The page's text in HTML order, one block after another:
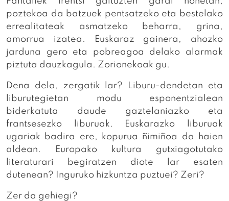
poztekoa da batzuek pentsatzeko eta bestelako
errealitateak asmatzeko beharra, grina,
amorrua izatea. Euskaraz gainera, ahozko
jarduna gero eta pobreagoa delako alarmak
piztuta dauzkagula. Zorionekoak gu.
Dena dela, zergatik lar? Liburu-dendetan eta
liburutegietan modu esponentzialean
biderkatuta daude gaztelaniazko eta
frantsesezko liburuak. Euskarazko liburuak
ugariak badira ere, kopurua ñimiñoa da haien
aldean. Europako kultura gutxiagotutako
literaturari begiratzen diote lar esaten
dutenean? Inguruko hizkuntza puztuei? Zeri?
Zer da gehiegi?